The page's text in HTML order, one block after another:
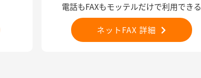
電話もFAXもモッテルだけで利用できる
ネットFAX 詳細